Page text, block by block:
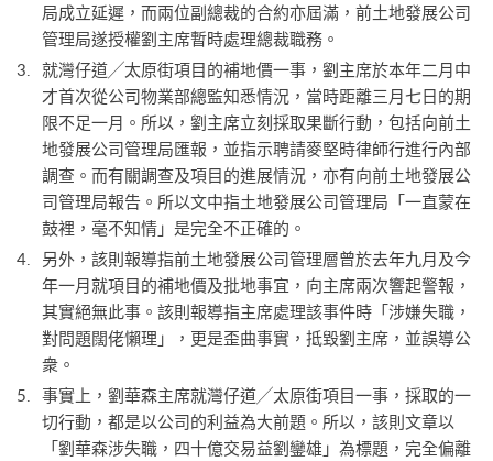
局成立延遲，而兩位副總裁的合約亦屆滿，前土地發展公司
管理局遂授權劉主席暫時處理總裁職務。
就灣仔道╱太原街項目的補地價一事，劉主席於本年二月中
才首次從公司物業部總監知悉情況，當時距離三月七日的期
限不足一月。所以，劉主席立刻採取果斷行動，包括向前土
地發展公司管理局匯報，並指示聘請麥堅時律師行進行內部
調查。而有關調查及項目的進展情況，亦有向前土地發展公
司管理局報告。所以文中指土地發展公司管理局「一直蒙在
鼓裡，毫不知情」是完全不正確的。
另外，該則報導指前土地發展公司管理層曾於去年九月及今
年一月就項目的補地價及批地事宜，向主席兩次響起警報，
其實絕無此事。該則報導指主席處理該事件時「涉嫌失職，
對問題闊佬懶理」，更是歪曲事實，抵毀劉主席，並誤導公
衆。
事實上，劉華森主席就灣仔道╱太原街項目一事，採取的一
切行動，都是以公司的利益為大前題。所以，該則文章以
「劉華森涉失職，四十億交易益劉鑾雄」為標題，完全偏離